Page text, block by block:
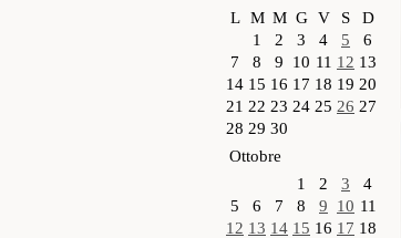
L M M G V S
D
1
2 3 4 5
6
7
8 9 10 11 12 13
14 15 16 17 18 19 20
21 22 23 24 25 26 27
28 29 30
Ottobre
1
2 3
4
5
6 7 8 9 10 11
12 13 14 15 16 17 18